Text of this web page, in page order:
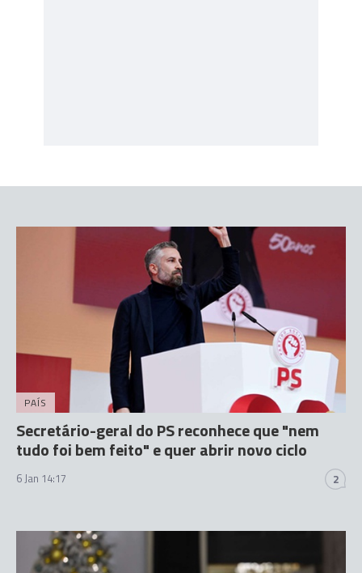
PAÍS
Secretário-geral do PS reconhece que "nem
tudo foi bem feito" e quer abrir novo ciclo
6 Jan 14:17 2